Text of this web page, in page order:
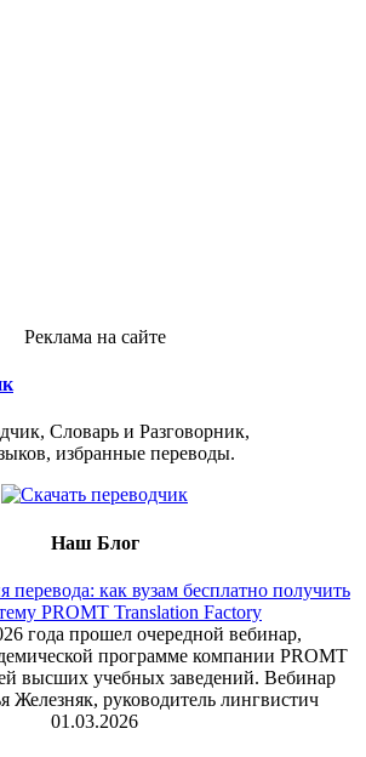
Реклама на сайте
Словарь и Разговорник,
избранные переводы.
Наш Блог
как вузам бесплатно получить
PROMT Translation Factory
года прошел очередной вебинар,
программе компании PROMT
высших учебных заведений. Вебинар
Железняк, руководитель лингвистич
01.03.2026